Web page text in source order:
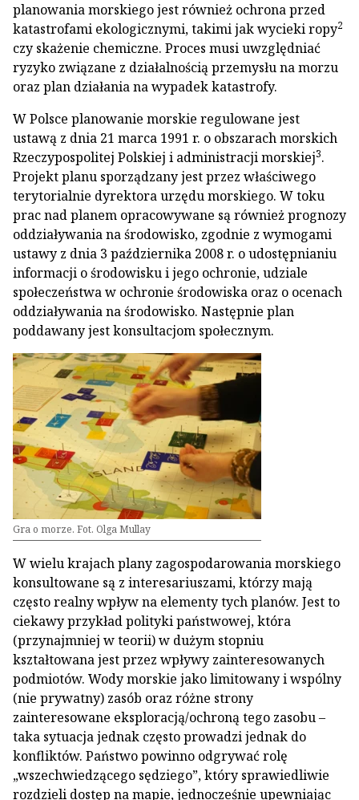
planowania morskiego jest również ochrona przed
katastrofami ekologicznymi, takimi jak wycieki ropy2
czy skażenie chemiczne. Proces musi uwzględniać
ryzyko związane z działalnością przemysłu na morzu
oraz plan działania na wypadek katastrofy.
W Polsce planowanie morskie regulowane jest
ustawą z dnia 21 marca 1991 r. o obszarach morskich
Rzeczypospolitej Polskiej i administracji morskiej3.
Projekt planu sporządzany jest przez właściwego
terytorialnie dyrektora urzędu morskiego. W toku
prac nad planem opracowywane są również prognozy
oddziaływania na środowisko, zgodnie z wymogami
ustawy z dnia 3 października 2008 r. o udostępnianiu
informacji o środowisku i jego ochronie, udziale
społeczeństwa w ochronie środowiska oraz o ocenach
oddziaływania na środowisko. Następnie plan
poddawany jest konsultacjom społecznym.
Gra o morze. Fot. Olga Mullay
W wielu krajach plany zagospodarowania morskiego
konsultowane są z interesariuszami, którzy mają
często realny wpływ na elementy tych planów. Jest to
ciekawy przykład polityki państwowej, która
(przynajmniej w teorii) w dużym stopniu
kształtowana jest przez wpływy zainteresowanych
podmiotów. Wody morskie jako limitowany i wspólny
(nie prywatny) zasób oraz różne strony
zainteresowane eksploracją/ochroną tego zasobu –
taka sytuacja jednak często prowadzi jednak do
konfliktów. Państwo powinno odgrywać rolę
„wszechwiedzącego sędziego”, który sprawiedliwie
rozdzieli dostęp na mapie, jednocześnie upewniając